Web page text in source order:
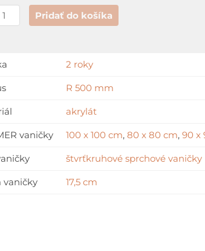
Pridať do košíka
2 roky
R 500 mm
akrylát
vaničky 100 x 100 cm, 80 x 80 cm, 90 x
štvrťkruhové sprchové vaničky
vaničky 17,5 cm